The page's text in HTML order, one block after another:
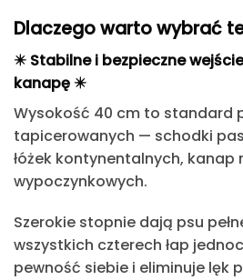
Dlaczego warto wybrać
✴️ Stabilne i bezpieczne
kanapę✴️
Wysokość 40 cm to standard
tapicerowanych — schodki
łóżek kontynentalnych, kanap
wypoczynkowych.
Szerokie stopnie dają psu
wszystkich czterech łap
pewność siebie i eliminuje lęk